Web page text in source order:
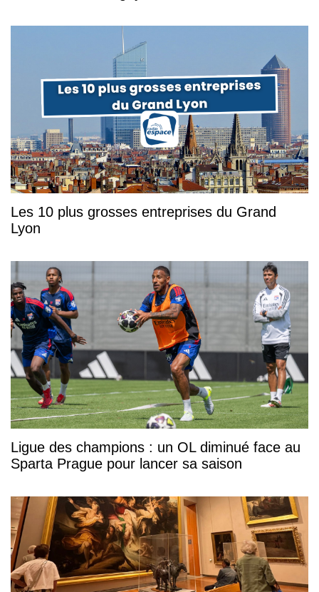
Les 10 plus grosses entreprises du Grand
Lyon
Ligue des champions : un OL diminué face au
Sparta Prague pour lancer sa saison